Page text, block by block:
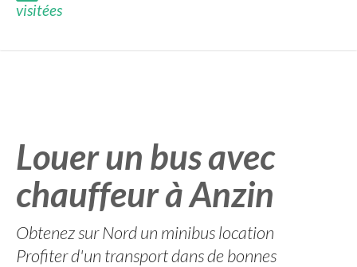
visitées
Louer un bus avec
chauffeur à Anzin
Obtenez sur Nord un minibus location
Profiter d'un transport dans de bonnes